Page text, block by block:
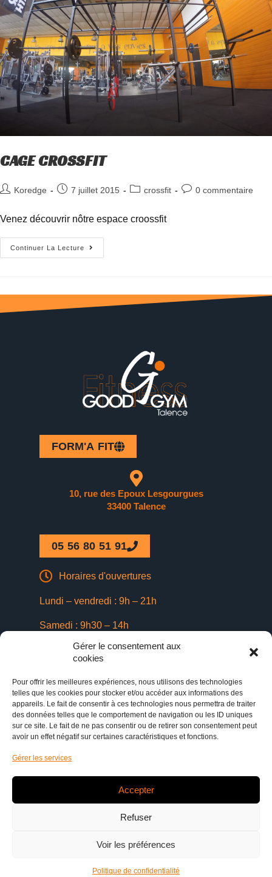
Gérer le consentement aux
cookies
Pour offrir les meilleures expériences, nous utilisons des technologies
telles que les cookies pour stocker et/ou accéder aux informations des
appareils. Le fait de consentir à ces technologies nous permettra de traiter
des données telles que le comportement de navigation ou les ID uniques
sur ce site. Le fait de ne pas consentir ou de retirer son consentement peut
avoir un effet négatif sur certaines caractéristiques et fonctions.
Gérer les services
Accepter
Refuser
Voir les préférences
Politique de confidentialité
CAGE CROSSFIT
Koredge 7 juillet 2015 crossfit 0 commentaire
Venez découvrir nôtre espace croossfit
Continuer La Lecture
FORM'A FIT
10, rue des Epoux Lesgourgues
33400 Talence
05 56 80 51 91
Horaires d'ouvertures
Lundi – vendredi : 9h – 21h
Samedi : 9h30 – 14h
Dimanche : 10h -14h
Horaires d'ouvertures juillet - août
Lundi – vendredi : 9h – 14h et 17h – 21h
Samedi : 9h30 – 14h
Dimanche : fermé
Mentions légales
de confidentialité